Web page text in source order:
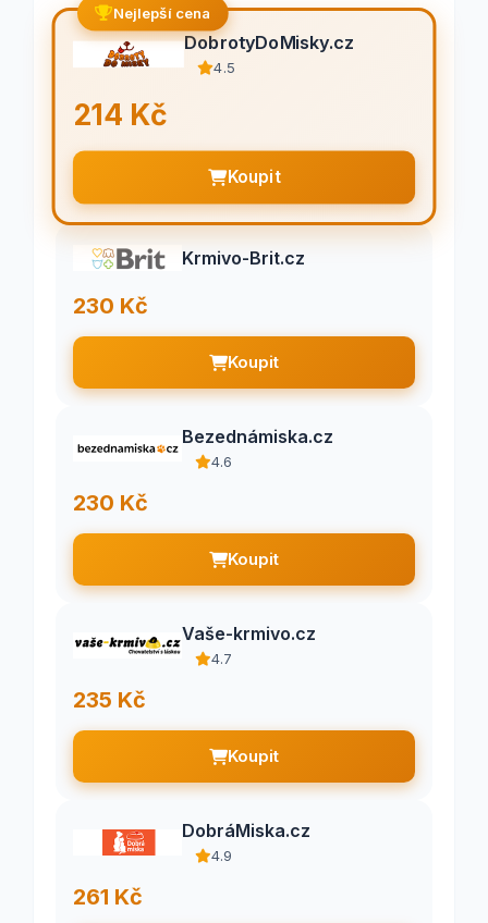
Nejlepší cena
DobrotyDoMisky.cz
4.5
214 Kč
Koupit
Krmivo-Brit.cz
230 Kč
Koupit
Bezednámiska.cz
4.6
230 Kč
Koupit
Vaše-krmivo.cz
4.7
235 Kč
Koupit
DobráMiska.cz
4.9
261 Kč